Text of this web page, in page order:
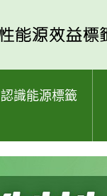
認識能源標籤